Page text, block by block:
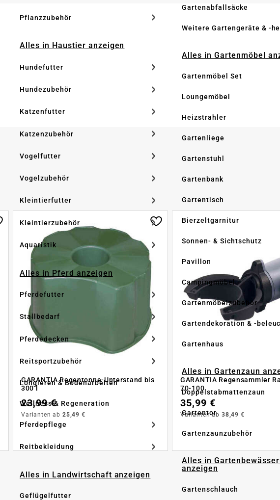
Pflanzzubehör
Alles in Haustier anzeigen
Hundefutter
Hundezubehör
Katzenfutter
Katzenzubehör
Vogelfutter
Vogelzubehör
Kleintierfutter
Kleintierzubehör
Aquaristik
Alles in Pferd anzeigen
Pferdefutter
Stallbedarf
Pferdedecken
Reitsportzubehör
Longieren & Bodenarbeiten
Wellness & Regeneration
Pferdepflege
Reitbekleidung
Alles in Landwirtschaft anzeigen
Geflügelfutter
Gartenabfallsäcke
Weitere Gartengeräte & -
Alles in Gartenmöbel
Gartenmöbel Set
Loungemöbel
Heizstrahler
Gartenliege
Gartenstuhl
Gartenbank
Gartentisch
Bierzeltgarnitur
Sonnen- & Sichtschutz
Pavillon
Campingmöbel
Gartenmöbelzubehör
Gartendekoration & -
Gartenhaus
Alles in Gartenzaun
Doppelstabmattenzaun
Gartentor
Gartenzaunzubehör
Alles in
anzeigen
Gartenschlauch
GARANTIA Regentonne-Unterstand bis
300 l
23,99 €
Varianten ab 25,49 €
GARANTIA Regensammler
70-100
35,99 €
Varianten ab 38,49 €